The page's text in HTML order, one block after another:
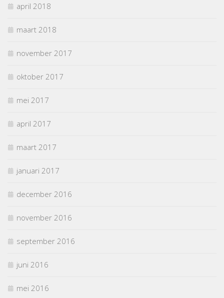
april 2018
maart 2018
november 2017
oktober 2017
mei 2017
april 2017
maart 2017
januari 2017
december 2016
november 2016
september 2016
juni 2016
mei 2016